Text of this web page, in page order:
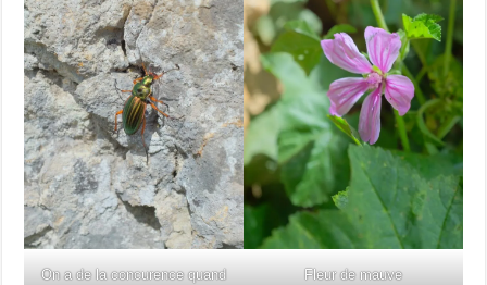
On a de la concurence quand
Fleur de mauve